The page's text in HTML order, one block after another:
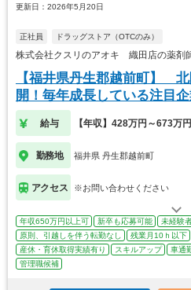
更新日：2026年5月20日
正社員 ドラッグストア（OTCのみ）
株式会社クスリのアオキ 織田店の薬剤
【福井県丹生郡越前町】
開！毎年成長している注目企
給与 【年収】428万円～673万円
勤務地 福井県 丹生郡越前町
アクセス ※お問い合わせください
年収650万円以上可 新卒も応募可能
未経験
原則、引越しを伴う転勤なし
残業月10ｈ以下
産休・育休取得実績有り
スキルアップ 車通
管理職候補